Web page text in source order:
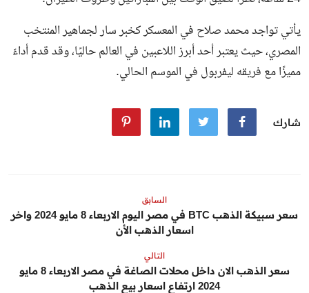
يأتي تواجد محمد صلاح في المعسكر كخبر سار لجماهير المنتخب
المصري، حيث يعتبر أحد أبرز اللاعبين في العالم حاليًا، وقد قدم أداءً
مميزًا مع فريقه ليفربول في الموسم الحالي.
شارك
السابق
سعر سبيكة الذهب BTC في مصر اليوم الاربعاء 8 مايو 2024 واخر
اسعار الذهب الأن
التالي
سعر الذهب الان داخل محلات الصاغة في مصر الاربعاء 8 مايو
2024 ارتفاع اسعار بيع الذهب